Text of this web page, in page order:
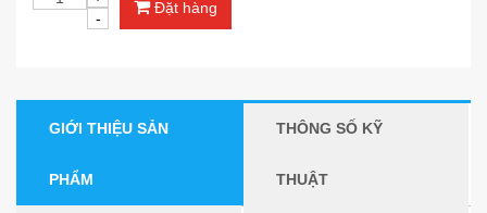
Đặt hàng
GIỚI THIỆU SẢN
PHẨM
THÔNG SỐ KỸ
THUẬT